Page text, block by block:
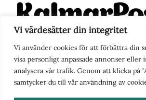
Vi värdesätter din integritet
Vi använder cookies för att förbättra din
visa personligt anpassade annonser eller
analysera vår trafik. Genom att klicka på
samtycker du till vår användning av
KalmarPosten är en modern
fokus på Kalmarregionen, men också med
perspektivet, vill vi vara din självklara
berättelser och engagemang. KalmarPosten
fick nya ägare 2025.